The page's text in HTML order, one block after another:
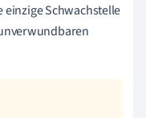
einzige Schwachstelle